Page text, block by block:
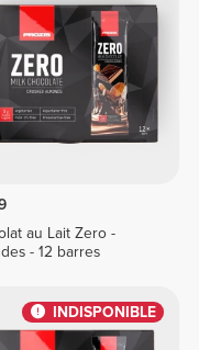
au Lait Zero -
- 12 barres
INDISPONIBLE